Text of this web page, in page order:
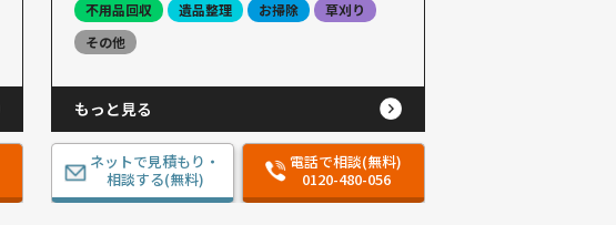
不用品回収
遺品整理 お掃除
草刈り
その他
もっと見る
ネットで見積もり・
相談する(無料)
電話で相談(無料)
0120-480-056